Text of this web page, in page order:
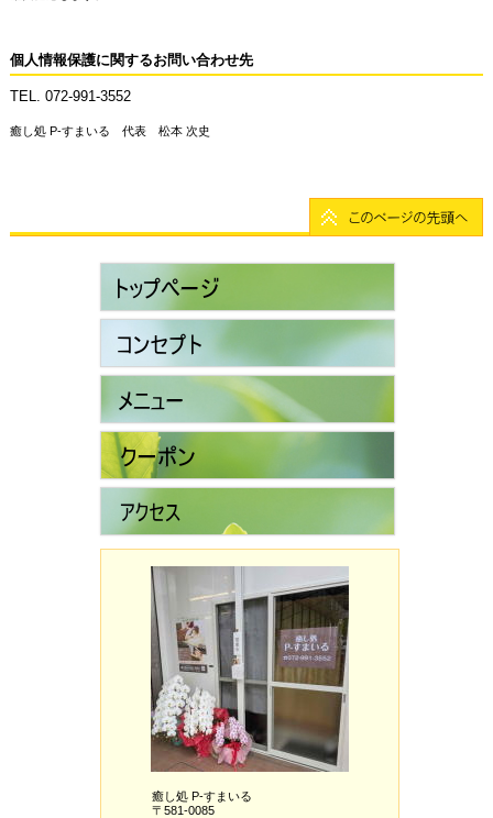
個人情報保護に関するお問い合わせ先
TEL. 072-991-3552
癒し処 P-すまいる 代表 松本 次史
癒し処 P-すまいる
〒581-0085